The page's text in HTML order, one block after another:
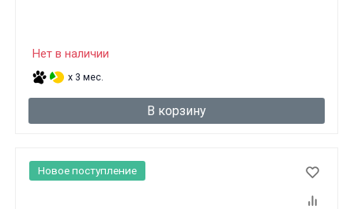
Нет в наличии
x 3 мес.
В корзину
Новое поступление